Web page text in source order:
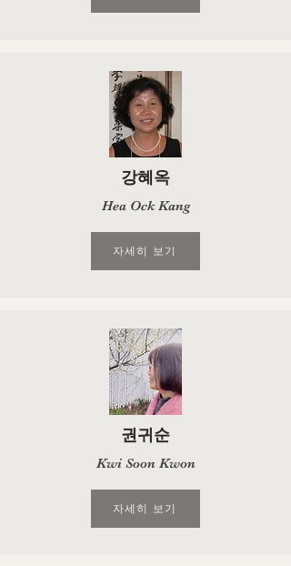
강혜옥
Hea Ock Kang
자세히 보기
권귀순
Kwi Soon Kwon
자세히 보기